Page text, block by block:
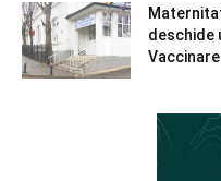
deschide